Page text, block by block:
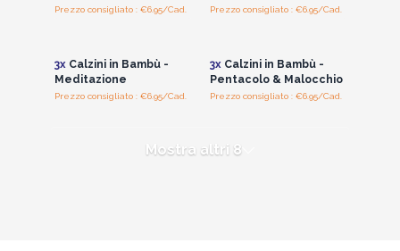
Prezzo consigliato : €6.95/Cad. Prezzo consigliato : €6.95/Cad.
3xCalzini in Bambù -
Meditazione
Prezzo consigliato : €6.95/Cad.
3xCalzini in Bambù -
Pentacolo & Malocchio
Prezzo consigliato : €6.95/Cad.
Mostra altri 8